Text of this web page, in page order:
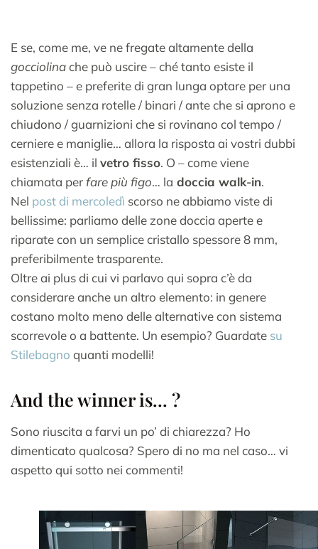
E se, come me, ve ne fregate altamente della
gocciolinache può uscire – ché tanto esiste il
tappetino – e preferite di gran lunga optare per una
soluzione senza rotelle / binari / ante che si aprono e
chiudono / guarnizioni che si rovinano col tempo /
cerniere e maniglie… allora la risposta ai vostri dubbi
esistenziali è… il vetro fisso. O – come viene
chiamata perfare più figo… la doccia walk-in.
Nel post di mercoledì scorso ne abbiamo viste di
bellissime: parliamo delle zone doccia aperte e
riparate con un semplice cristallo spessore 8 mm,
preferibilmente trasparente.
Oltre ai plus di cui vi parlavo qui sopra c’è da
considerare anche un altro elemento: in genere
costano molto meno delle alternative con sistema
scorrevole o a battente. Un esempio? Guardate su
Stilebagno quanti modelli!
And the winner is… ?
Sono riuscita a farvi un po’ di chiarezza? Ho
dimenticato qualcosa? Spero di no ma nel caso… vi
aspetto qui sotto nei commenti!